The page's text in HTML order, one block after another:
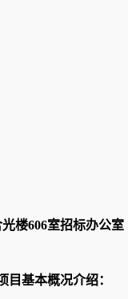
光楼606室招标办公室
基本概况介绍：